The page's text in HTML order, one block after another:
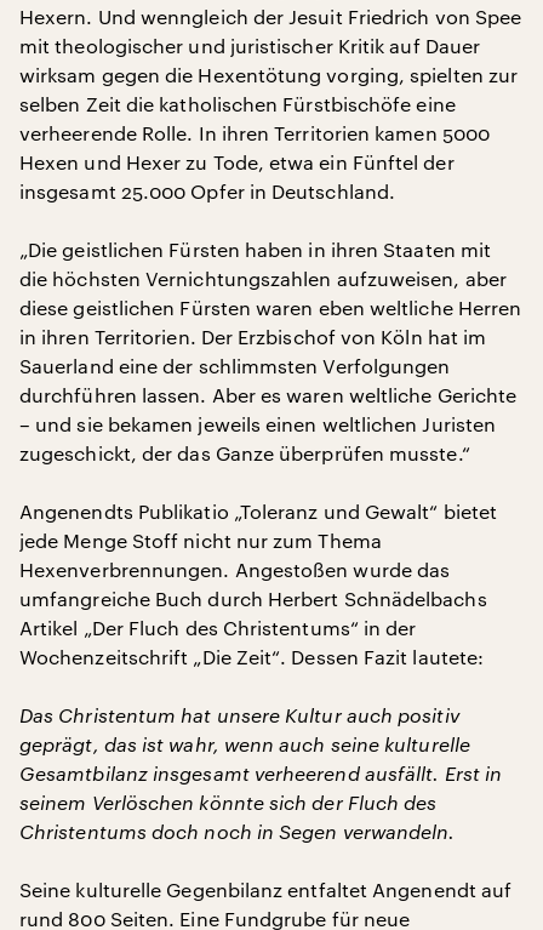
Hexern. Und wenngleich der Jesuit Friedrich von Spee
mit theologischer und juristischer Kritik auf Dauer
wirksam gegen die Hexentötung vorging, spielten zur
selben Zeit die katholischen Fürstbischöfe eine
verheerende Rolle. In ihren Territorien kamen 5000
Hexen und Hexer zu Tode, etwa ein Fünftel der
insgesamt 25.000 Opfer in Deutschland.
„Die geistlichen Fürsten haben in ihren Staaten mit
die höchsten Vernichtungszahlen aufzuweisen, aber
diese geistlichen Fürsten waren eben weltliche Herren
in ihren Territorien. Der Erzbischof von Köln hat im
Sauerland eine der schlimmsten Verfolgungen
durchführen lassen. Aber es waren weltliche Gerichte
– und sie bekamen jeweils einen weltlichen Juristen
zugeschickt, der das Ganze überprüfen musste.“
Angenendts Publikatio „Toleranz und Gewalt“ bietet
jede Menge Stoff nicht nur zum Thema
Hexenverbrennungen. Angestoßen wurde das
umfangreiche Buch durch Herbert Schnädelbachs
Artikel „Der Fluch des Christentums“ in der
Wochenzeitschrift „Die Zeit“. Dessen Fazit lautete:
Das Christentum hat unsere Kultur auch positiv
geprägt, das ist wahr, wenn auch seine kulturelle
Gesamtbilanz insgesamt verheerend ausfällt. Erst in
seinem Verlöschen könnte sich der Fluch des
Christentums doch noch in Segen verwandeln.
Seine kulturelle Gegenbilanz entfaltet Angenendt auf
rund 800 Seiten. Eine Fundgrube für neue